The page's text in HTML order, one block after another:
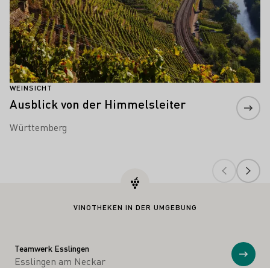
WEINSICHT
Ausblick von der Himmelsleiter
Württemberg
VINOTHEKEN IN DER UMGEBUNG
Teamwerk Esslingen
Esslingen am Neckar